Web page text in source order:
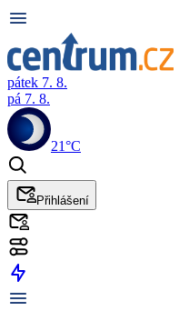
pátek 7. 8.
pá 7. 8.
21°C
Přihlášení